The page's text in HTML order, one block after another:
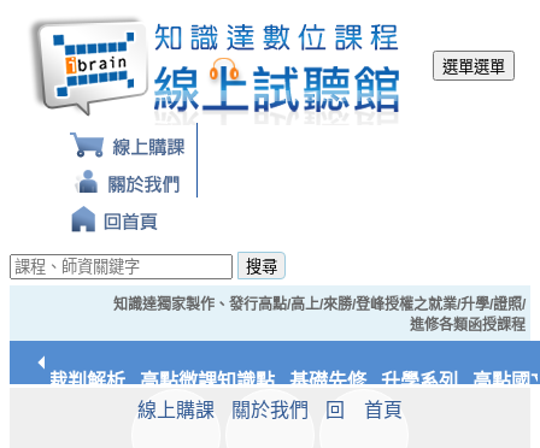
選單選單
搜尋
知識達獨家製作、發行高點/高上/來勝/登峰授權之就業/升學/證照/
進修各類函授課程
經典裁判解析 高點微課知識點 基礎先修 升學系列 高點國
知識達文化
線上購課 關於我們 回 首頁